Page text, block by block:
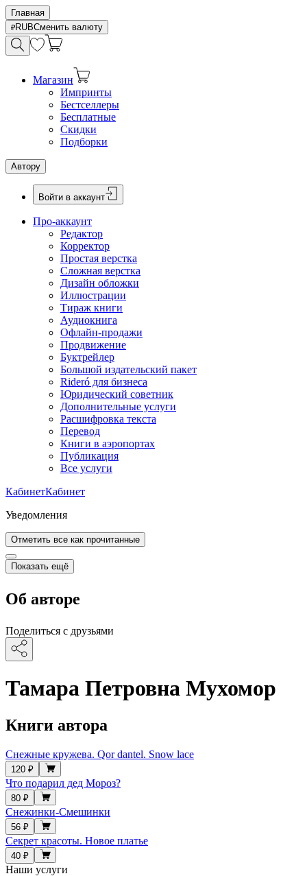
Главная
RUBСменить валюту
Магазин
Импринты
Бестселлеры
Бесплатные
Скидки
Подборки
Автору
Войти в аккаунт
Про-аккаунт
Редактор
Корректор
Простая верстка
Сложная верстка
Дизайн обложки
Иллюстрации
Тираж книги
Аудиокнига
Офлайн-продажи
Продвижение
Буктрейлер
Большой издательский пакет
Rideró для бизнеса
Юридический советник
Дополнительные услуги
Расшифровка текста
Перевод
Книги в аэропортах
Публикация
Все услуги
КабинетКабинет
Уведомления
Отметить все как прочитанные
Показать ещё
Об авторе
Поделиться с друзьями
Тамара Петровна Мухомор
Книги автора
Снежные кружева. Qor dantel. Snow lace
120 ₽
Что подарил дед Мороз?
80 ₽
Снежинки-Смешинки
56 ₽
Секрет красоты. Новое платье
40 ₽
Наши услуги